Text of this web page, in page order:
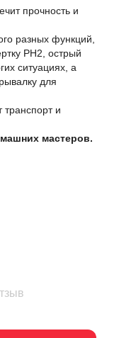
прочность и
разных функций,
PH2, острый
ситуациях, а
для
транспорт и
мастеров.